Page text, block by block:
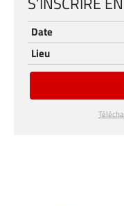
Date
Lieu